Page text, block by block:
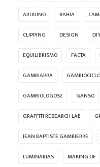
ARDUINO BAHIA
CLIPPING DESIGN DIY
EQUILIBRISMO FACTA
GAMBIARRA GAMBIOCICLO
GAMBIOLOGOS2 GANSO
GRAFFITI RESEARCH LAB
JEAN BAPTISTE GAMBIERRE
LUMINARIAS MAKING OF